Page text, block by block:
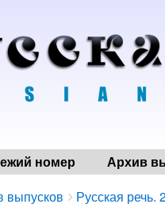
номер Архив
выпусков Русская речь.